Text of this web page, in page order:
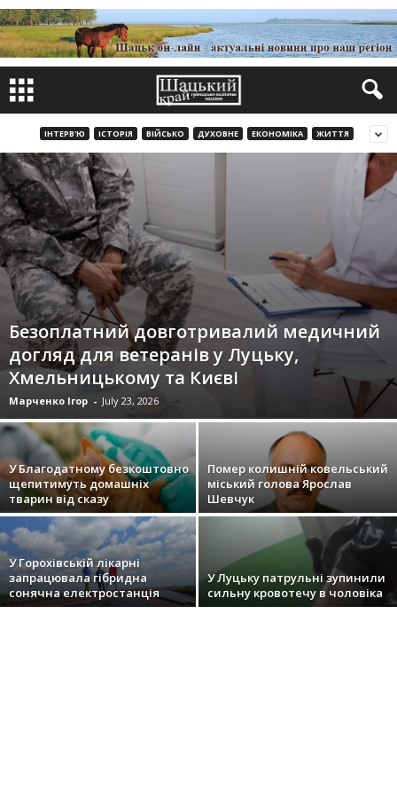
ІНТЕРВ'Ю ІСТОРІЯ ВІЙСЬКО ДУХОВНЕ ЕКОНОМІКА ЖИТТЯ
Безоплатний довготривалий медичний
догляд для ветеранів у Луцьку,
Хмельницькому та Києві
Марченко Ігор - July 23, 2026
У Благодатному безкоштовно
щепитимуть домашніх
тварин від сказу
Помер колишній ковельський
міський голова Ярослав
Шевчук
У Горохівській лікарні
запрацювала гібридна
сонячна електростанція
У Луцьку патрульні зупинили
сильну кровотечу в чоловіка